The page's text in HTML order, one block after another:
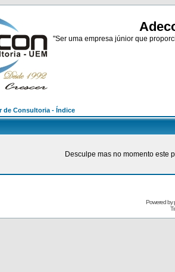
"Ser uma empresa júnior que
de Consultoria - Índice
Desculpe mas no momento este
Powered by